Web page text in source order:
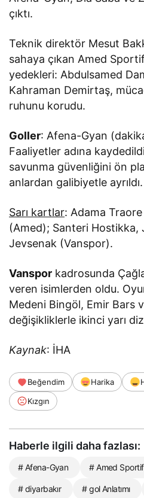
çıktı.
Teknik direktör Mesut
sahaya çıkan Amed
yedekleri: Abdulsamed
Kahraman Demirtaş,
ruhunu korudu.
Goller: Afena-Gyan
Faaliyetler adına
savunma güvenliğini ön
anlardan galibiyetle ayrıldı.
Sarı kartlar: Adama
(Amed); Santeri Hostikka,
Jevsenak (Vanspor).
Vanspor kadrosunda
veren isimlerden oldu.
Medeni Bingöl, Emir Bars
değişikliklerle ikinci yarı
Kaynak: İHA
Beğendim Harika
Kızgın
Haberle ilgili daha fazlası:
# Afena-Gyan # Amed
# diyarbakır # gol Anlatımı